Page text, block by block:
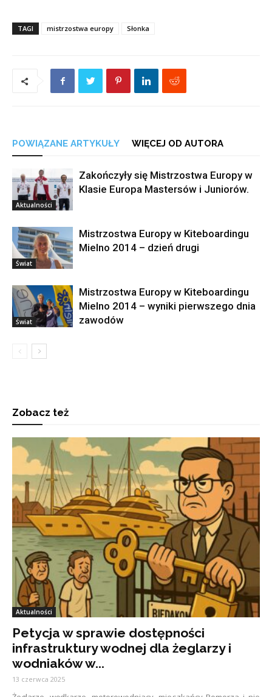
TAGI mistrzostwa europy Słonka
POWIĄZANE ARTYKUŁY WIĘCEJ OD AUTORA
Aktualności
Zakończyły się Mistrzostwa Europy w
Klasie Europa Mastersów i Juniorów.
Świat
Mistrzostwa Europy w Kiteboardingu
Mielno 2014 – dzień drugi
Świat
Mistrzostwa Europy w Kiteboardingu
Mielno 2014 – wyniki pierwszego dnia
zawodów
Zobacz też
Aktualności
Petycja w sprawie dostępności
infrastruktury wodnej dla żeglarzy i
wodniaków w...
13 czerwca 2025